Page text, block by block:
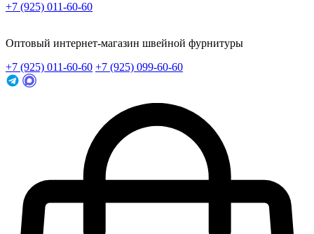
+7 (925) 011-60-60
Оптовый интернет-магазин швейной фурнитуры
+7 (925) 011-60-60 +7 (925) 099-60-60